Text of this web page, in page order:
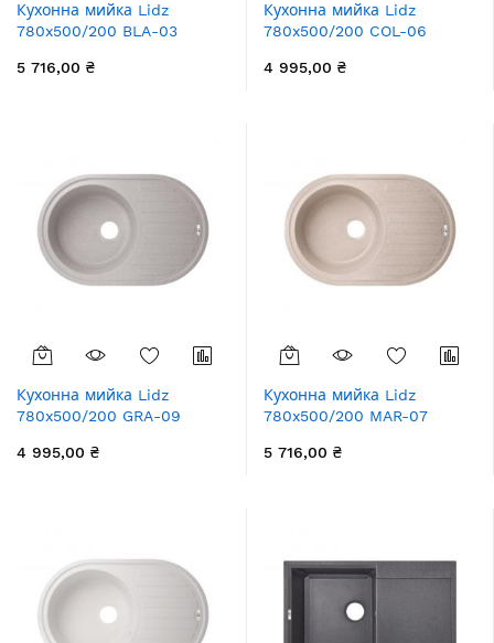
Кухонна мийка Lidz
780x500/200 BLA-03
5 716,00 ₴
Кухонна мийка Lidz
780x500/200 COL-06
4 995,00 ₴
Кухонна мийка Lidz
780x500/200 GRA-09
4 995,00 ₴
Кухонна мийка Lidz
780x500/200 MAR-07
5 716,00 ₴